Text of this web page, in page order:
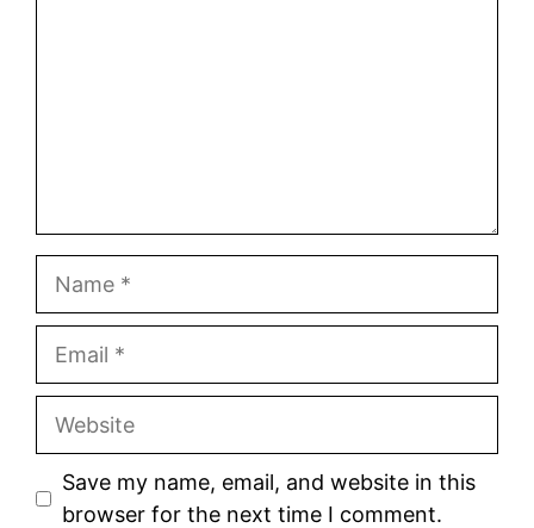
Name
Email
Website
Save my name, email, and website in this
browser for the next time I comment.